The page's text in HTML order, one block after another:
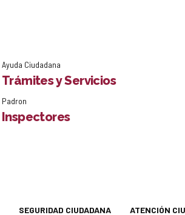
Ayuda Ciudadana
Trámites y Servicios
Padron
Inspectores
SEGURIDAD CIUDADANA ATENCIÓN